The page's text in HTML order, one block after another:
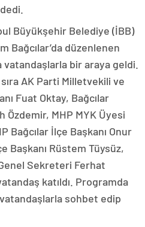
Büyükşehir Belediye (İBB)
Bağcılar’da düzenlenen
vatandaşlarla bir araya geldi.
AK Parti Milletvekili ve
Fuat Oktay, Bağcılar
Özdemir, MHP MYK Üyesi
Bağcılar İlçe Başkanı Onur
Başkanı Rüstem Tüysüz,
Sekreteri Ferhat
katıldı. Programda
sohbet edip